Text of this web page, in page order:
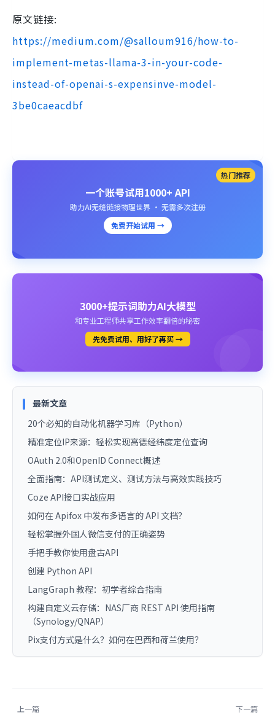
原文链接:
https://medium.com/@salloum916/how-to-
implement-metas-llama-3-in-your-code-
instead-of-openai-s-expensinve-model-
3be0caeacdbf
热门推荐
一个账号试用1000+ API
助力AI无缝链接物理世界 · 无需多次注册
免费开始试用 →
3000+提示词助力AI大模型
和专业工程师共享工作效率翻倍的秘密
先免费试用、用好了再买 →
最新文章
20个必知的自动化机器学习库（Python）
精准定位IP来源：轻松实现高德经纬度定位查询
OAuth 2.0和OpenID Connect概述
全面指南：API测试定义、测试方法与高效实践技巧
Coze API接口实战应用
如何在 Apifox 中发布多语言的 API 文档？
轻松掌握外国人微信支付的正确姿势
手把手教你使用盘古API
创建 Python API
LangGraph 教程：初学者综合指南
构建自定义云存储：NAS厂商 REST API 使用指南
（Synology/QNAP）
Pix支付方式是什么？如何在巴西和荷兰使用？
上一篇 下一篇